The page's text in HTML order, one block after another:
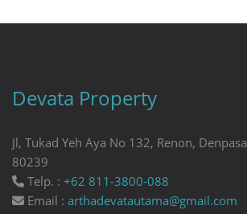
Devata Property
Jl, Tukad Yeh Aya No 132, Renon,
80239
Telp. : +62 811-3800-088
Email : arthadevatautama@gmail.com